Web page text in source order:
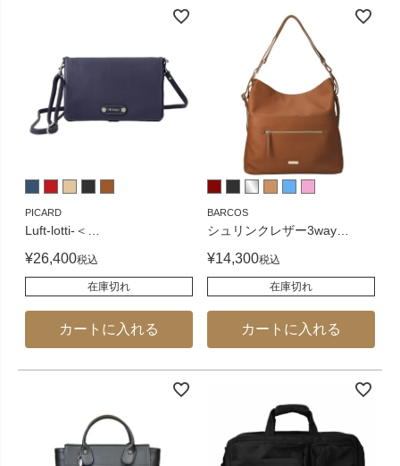
PICARD
Luft-lotti-＜
¥26,400税込
在庫切れ
カートに入れる
BARCOS
シュリンクレザー3way
¥14,300税込
在庫切れ
カートに入れる